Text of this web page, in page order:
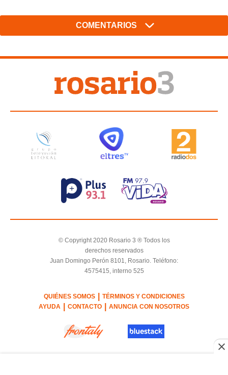
COMENTARIOS
© Copyright 2020 Rosario 3 ® Todos los
derechos reservados
Juan Domingo Perón 8101, Rosario. Teléfono:
4575415, interno 525
QUIÉNES SOMOS
TÉRMINOS Y CONDICIONES
AYUDA
CONTACTO ANUNCIA CON NOSOTROS